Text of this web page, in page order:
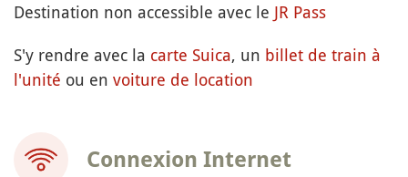
Destination non accessible avec le JR Pass
S'y rendre avec la carte Suica, un billet de train à
l'unité ou en voiture de location
Connexion Internet